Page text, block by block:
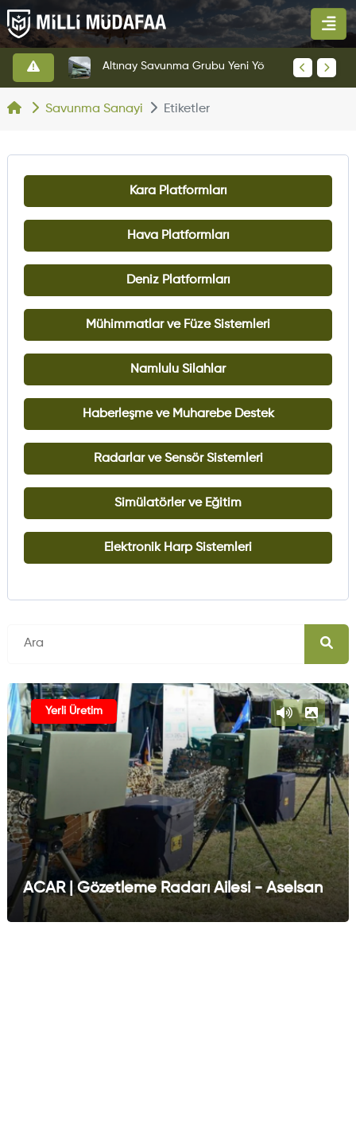
Savunma Sanayi Etiketler
Yerli Üretim
ACAR | Gözetleme Radarı Ailesi - Aselsan
Kara Platformları
Hava Platformları
Deniz Platformları
Mühimmatlar ve Füze Sistemleri
Namlulu Silahlar
Haberleşme ve Muharebe Destek
Radarlar ve Sensör Sistemleri
Simülatörler ve Eğitim
Elektronik Harp Sistemleri